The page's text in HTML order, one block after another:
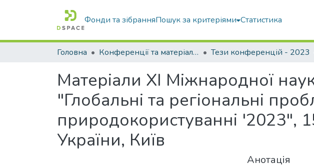
Фонди та зібранняПошук за критеріями Статистика
Головна Конференції та матеріали конференцій Тези конференцій - 2023
Матеріали XI Міжнародної
"Глобальні та регіональні
природокористуванні '2023",
України, Київ
Анотація